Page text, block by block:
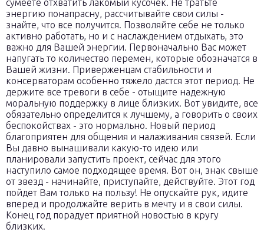
сумеете отхватить лакомый кусочек. Не тратьте
энергию понапрасну, рассчитывайте свои силы -
знайте, что все получится. Позволяйте себе не только
активно работать, но и с наслаждением отдыхать, это
важно для Вашей энергии. Первоначально Вас может
напугать то количество перемен, которые обозначатся в
Вашей жизни. Приверженцам стабильности и
консерваторам особенно тяжело дастся этот период. Не
держите все тревоги в себе - отыщите надежную
моральную поддержку в лице близких. Вот увидите, все
обязательно определится к лучшему, а говорить о своих
беспокойствах - это нормально. Новый период
благоприятен для общения и налаживания связей. Если
Вы давно вынашивали какую-то идею или
планировали запустить проект, сейчас для этого
наступило самое подходящее время. Вот он, знак свыше
от звезд - начинайте, приступайте, действуйте. Этот год
пойдет Вам только на пользу! Не опускайте рук, идите
вперед и продолжайте верить в мечту и в свои силы.
Конец год порадует приятной новостью в кругу
близких.